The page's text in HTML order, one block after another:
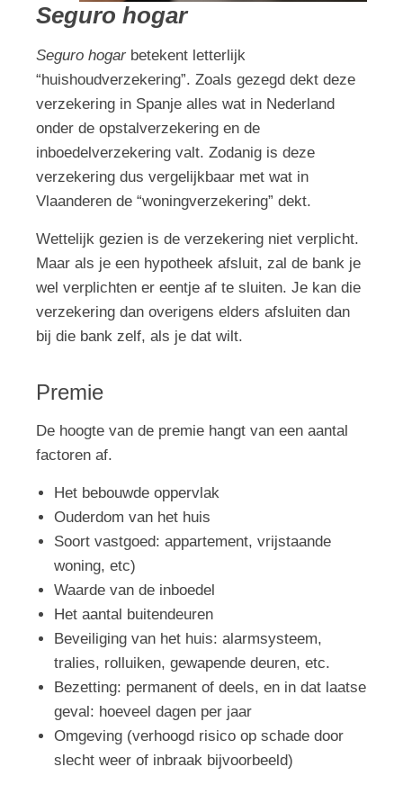
Seguro hogar
Seguro hogar betekent letterlijk
“huishoudverzekering”. Zoals gezegd dekt deze
verzekering in Spanje alles wat in Nederland
onder de opstalverzekering en de
inboedelverzekering valt. Zodanig is deze
verzekering dus vergelijkbaar met wat in
Vlaanderen de “woningverzekering” dekt.
Wettelijk gezien is de verzekering niet verplicht.
Maar als je een hypotheek afsluit, zal de bank je
wel verplichten er eentje af te sluiten. Je kan die
verzekering dan overigens elders afsluiten dan
bij die bank zelf, als je dat wilt.
Premie
De hoogte van de premie hangt van een aantal
factoren af.
Het bebouwde oppervlak
Ouderdom van het huis
Soort vastgoed: appartement, vrijstaande
woning, etc)
Waarde van de inboedel
Het aantal buitendeuren
Beveiliging van het huis: alarmsysteem,
tralies, rolluiken, gewapende deuren, etc.
Bezetting: permanent of deels, en in dat laatse
geval: hoeveel dagen per jaar
Omgeving (verhoogd risico op schade door
slecht weer of inbraak bijvoorbeeld)